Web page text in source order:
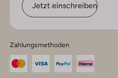
Jetzt einschreiben
Zahlungsmethoden